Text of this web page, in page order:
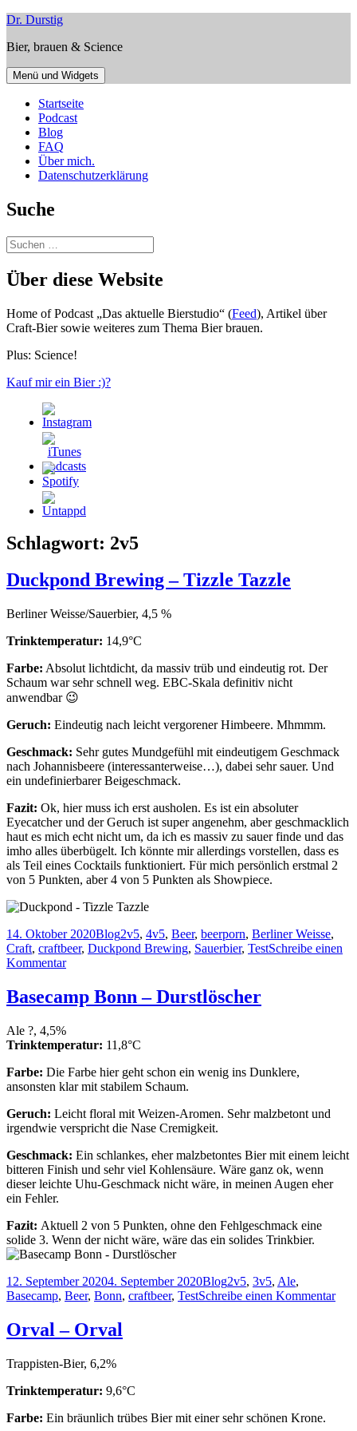
Zum
springen
Dr. Durstig
Bier, brauen & Science
Menü und Widgets
Startseite
Podcast
Blog
FAQ
Über mich.
Datenschutzerklärung
Suche
Suchen
nach:
Über diese Website
Home of Podcast „Das aktuelle Bierstudio“ (Feed), Artikel über
Craft-Bier sowie weiteres zum Thema Bier brauen.
Plus: Science!
Kauf mir ein Bier :)?
Schlagwort: 2v5
Duckpond Brewing – Tizzle Tazzle
Berliner Weisse/Sauerbier, 4,5 %
Trinktemperatur: 14,9°C
Farbe: Absolut lichtdicht, da massiv trüb und eindeutig rot. Der
Schaum war sehr schnell weg. EBC-Skala definitiv nicht
anwendbar 😉
Geruch: Eindeutig nach leicht vergorener Himbeere. Mhmmm.
Geschmack: Sehr gutes Mundgefühl mit eindeutigem Geschmack
nach Johannisbeere (interessanterweise…), dabei sehr sauer. Und
ein undefinierbarer Beigeschmack.
Fazit: Ok, hier muss ich erst ausholen. Es ist ein absoluter
Eyecatcher und der Geruch ist super angenehm, aber geschmacklich
haut es mich echt nicht um, da ich es massiv zu sauer finde und das
imho alles überbügelt. Ich könnte mir allerdings vorstellen, dass es
als Teil eines Cocktails funktioniert. Für mich persönlich erstmal 2
von 5 Punkten, aber 4 von 5 Punkten als Showpiece.
Veröffentlicht
am
14. Oktober 2020Kategorien
BlogSchlagwörter
2v5, 4v5, Beer, beerporn, Berliner Weisse,
Craft, craftbeer, Duckpond Brewing, Sauerbier, TestSchreibe einen
Kommentarzu
Brewing
–
Tazzle
Basecamp Bonn – Durstlöscher
Ale ?, 4,5%
Trinktemperatur: 11,8°C
Farbe: Die Farbe hier geht schon ein wenig ins Dunklere,
ansonsten klar mit stabilem Schaum.
Geruch: Leicht floral mit Weizen-Aromen. Sehr malzbetont und
irgendwie verspricht die Nase Cremigkeit.
Geschmack: Ein schlankes, eher malzbetontes Bier mit einem leicht
bitteren Finish und sehr viel Kohlensäure. Wäre ganz ok, wenn
dieser leichte Uhu-Geschmack nicht wäre, in meinen Augen eher
ein Fehler.
Fazit: Aktuell 2 von 5 Punkten, ohne den Fehlgeschmack eine
solide 3. Wenn der nicht wäre, wäre das ein solides Trinkbier.
Veröffentlicht
am
12. September 20204. September 2020Kategorien
BlogSchlagwörter
2v5, 3v5, Ale,
Basecamp, Beer, Bonn, craftbeer, TestSchreibe einen Kommentarzu
Orval – Orval
Trappisten-Bier, 6,2%
Trinktemperatur: 9,6°C
Farbe: Ein bräunlich trübes Bier mit einer sehr schönen Krone.